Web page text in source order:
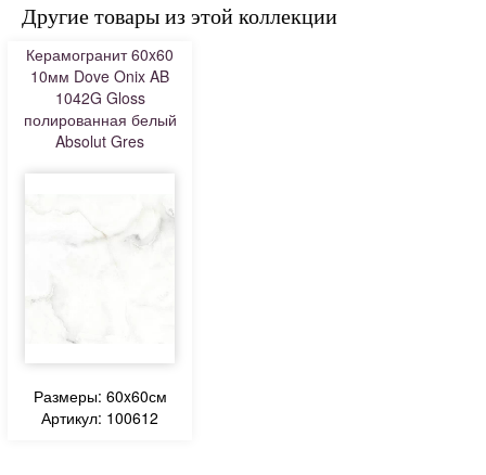
Другие товары из этой коллекции
Керамогранит 60x60
10мм Dove Onix AB
1042G Gloss
полированная белый
Absolut Gres
Размеры: 60x60см
Артикул: 100612